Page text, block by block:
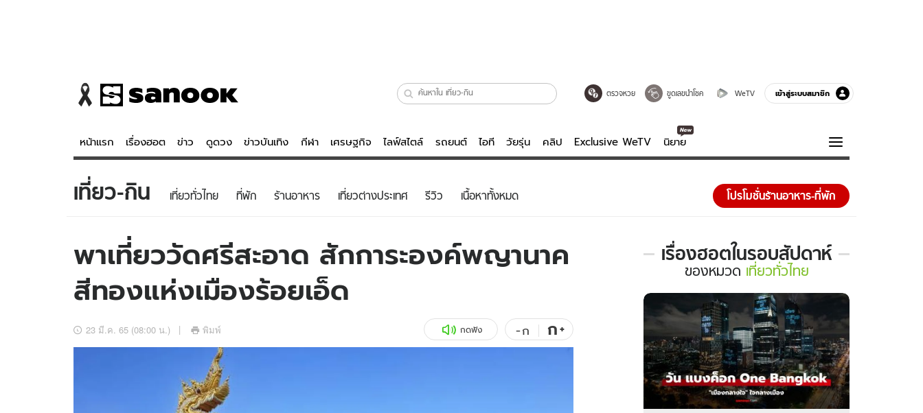
ตรวจหวย ขูดเลขนำโชค WeTV เข้าสู่ระบบสมาชิก
หน้าแรก เรื่องฮอต ข่าว ดูดวง ข่าวบันเทิง กีฬา เศรษฐกิจ ไลฟ์สไตล์ รถยนต์ ไอที วัยรุ่น คลิป Exclusive WeTV นิยาย
ข่าว
ข่าวบันเทิง
ข่าวกีฬา
ข่าวเศรษฐกิจ
อัปเดตจีน
เช็กข่าวชัวร์
ดูดวง - ตรวจหวย
สถิติหวยไทย
หวยลาว
ไลฟ์สไตล์
วัยรุ่น
สุขภาพ
เที่ยว-กิน
เกมส์
ดูทีวี
WeTV
ความรู้รอบตัว
ฮาวทู
เที่ยว-กิน เที่ยวทั่วไทย ที่พัก ร้านอาหาร เที่ยวต่างประเทศ รีวิว เนื้อหาทั้งหมด โปรโมชั่นร้านอาหาร-ที่พัก
พาเที่ยววัดศรีสะอาด สักการะองค์พญานาค
สีทองแห่งเมืองร้อยเอ็ด
23 มี.ค. 65 (08:00 น.) พิมพ์ กดฟัง -ก ก+
เรื่องฮอตในรอบสัปดาห์
เรื่อง
ใน
รอบ
สัปดาห์
ของ
หมวด
เที่ยว
ทั่ว
ไทย
ของหมวด เที่ยวทั่วไทย